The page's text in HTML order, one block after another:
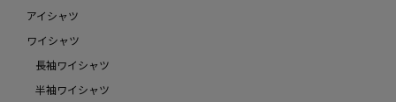
アイシャツ
ワイシャツ
長袖ワイシャツ
半袖ワイシャツ